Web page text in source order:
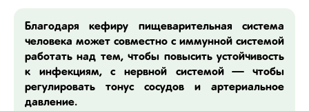
Благодаря кефиру пищеварительная система
человека может совместно с иммунной системой
работать над тем, чтобы повысить устойчивость
к инфекциям, с нервной системой — чтобы
регулировать тонус сосудов и артериальное
давление.